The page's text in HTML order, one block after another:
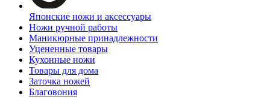
Японские ножи и аксессуары
Ножи ручной работы
Маникюрные принадлежности
Уцененные товары
Кухонные ножи
Товары для дома
Заточка ножей
Благовония